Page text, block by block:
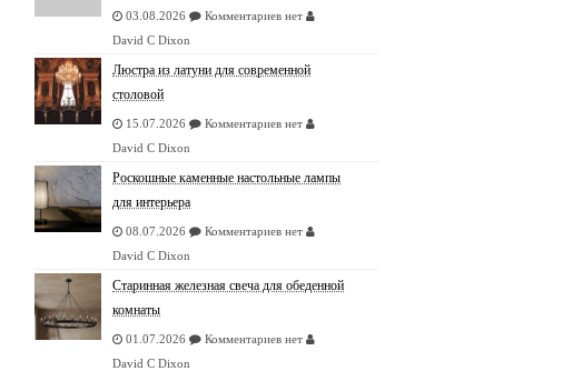
03.08.2026
Комментариев нет
David C Dixon
Люстрa из латуни для современной
столовой
15.07.2026
Комментариев нет
David C Dixon
Роскошные каменные настольные лампы
для интерьера
08.07.2026
Комментариев нет
David C Dixon
Старинная железная свеча для обеденной
комнаты
01.07.2026
Комментариев нет
David C Dixon